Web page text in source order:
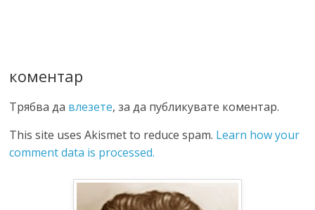
коментар
Трябва да влезете, за да публикувате коментар.
This site uses Akismet to reduce spam. Learn how your
comment data is processed.